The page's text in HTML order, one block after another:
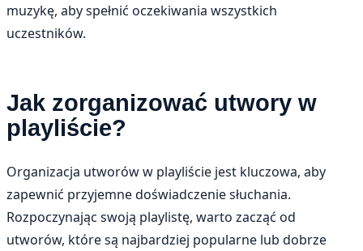
muzykę, aby spełnić oczekiwania wszystkich
uczestników.
Jak zorganizować utwory w
playliście?
Organizacja utworów w playliście jest kluczowa, aby
zapewnić przyjemne doświadczenie słuchania.
Rozpoczynając swoją playlistę, warto zacząć od
utworów, które są najbardziej popularne lub dobrze